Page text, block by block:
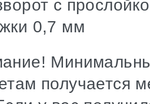
с
0,7 мм
получается